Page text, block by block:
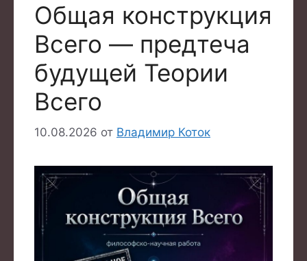
Общая конструкция
Всего — предтеча
будущей Теории
Всего
10.08.2026 от Владимир Коток